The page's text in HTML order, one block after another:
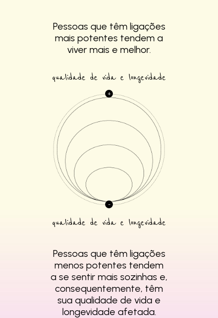
Pessoas que têm ligações
mais potentes tendem a
viver mais e melhor.
qualidade de vida e longevidade
qualidade de vida e longevidade
Pessoas que têm ligações
menos potentes tendem
a se sentir mais sozinhas e,
consequentemente, têm
sua qualidade de vida e
longevidade afetada.